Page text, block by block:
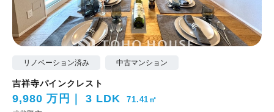
リノベーション済み 中古マンション
吉祥寺パインクレスト
9,980 万円 3 LDK 71.41㎡